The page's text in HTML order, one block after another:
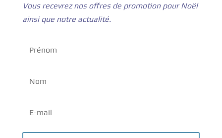
Vous recevrez nos offres de promotion pour Noël
ainsi que notre actualité.